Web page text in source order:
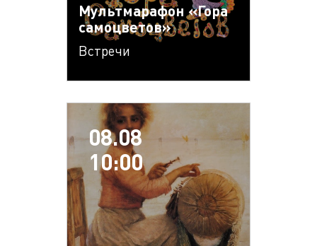
Мультмарафон «Гора
самоцветов»
Встречи
08.08
10:00